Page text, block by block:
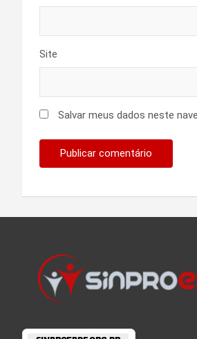
Site
Salvar meus dados neste